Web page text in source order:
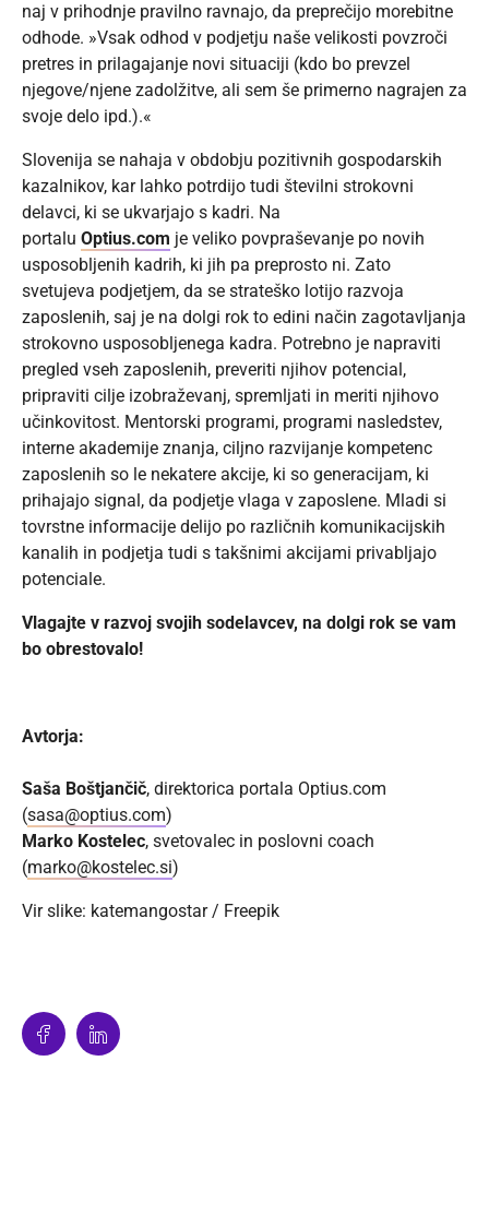
naj v prihodnje pravilno ravnajo, da preprečijo morebitne
odhode. »Vsak odhod v podjetju naše velikosti povzroči
pretres in prilagajanje novi situaciji (kdo bo prevzel
njegove/njene zadolžitve, ali sem še primerno nagrajen za
svoje delo ipd.).«
Slovenija se nahaja v obdobju pozitivnih gospodarskih
kazalnikov, kar lahko potrdijo tudi številni strokovni
delavci, ki se ukvarjajo s kadri. Na
portalu Optius.com je veliko povpraševanje po novih
usposobljenih kadrih, ki jih pa preprosto ni. Zato
svetujeva podjetjem, da se strateško lotijo razvoja
zaposlenih, saj je na dolgi rok to edini način zagotavljanja
strokovno usposobljenega kadra. Potrebno je napraviti
pregled vseh zaposlenih, preveriti njihov potencial,
pripraviti cilje izobraževanj, spremljati in meriti njihovo
učinkovitost. Mentorski programi, programi nasledstev,
interne akademije znanja, ciljno razvijanje kompetenc
zaposlenih so le nekatere akcije, ki so generacijam, ki
prihajajo signal, da podjetje vlaga v zaposlene. Mladi si
tovrstne informacije delijo po različnih komunikacijskih
kanalih in podjetja tudi s takšnimi akcijami privabljajo
potenciale.
Vlagajte v razvoj svojih sodelavcev, na dolgi rok se vam
bo obrestovalo!
Avtorja:
Saša Boštjančič, direktorica portala Optius.com
(sasa@optius.com)
Marko Kostelec, svetovalec in poslovni coach
(marko@kostelec.si)
Vir slike: katemangostar / Freepik